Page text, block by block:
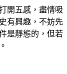
開五感，盡情吸
有興趣，不妨先
是靜態的，但若